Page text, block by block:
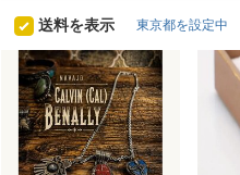
送料を表示 東京都を設定中